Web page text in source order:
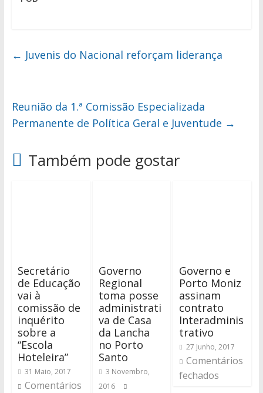
← Juvenis do Nacional reforçam liderança
Reunião da 1.ª Comissão Especializada
Permanente de Política Geral e Juventude →
Também pode gostar
Secretário
de Educação
vai à
comissão de
inquérito
sobre a
“Escola
Hoteleira”
31 Maio, 2017
Comentários
Governo
Regional
toma posse
administrati
va de Casa
da Lancha
no Porto
Santo
3 Novembro,
2016
Governo e
Porto Moniz
assinam
contrato
Interadminis
trativo
27 Junho, 2017
Comentários
fechados